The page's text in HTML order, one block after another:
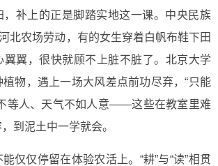
，补上的正是脚踏实地这一课。中央民族
北农场劳动，有的女生穿着白帆布鞋下田
翼翼，很快就顾不上脏不脏了。北京大学
物，遇上一场大风差点前功尽弃，“只能
等人、天气不如人意——这些在教室里难
到泥土中一学就会。
仅仅停留在体验农活上。“耕”与“读”相贯